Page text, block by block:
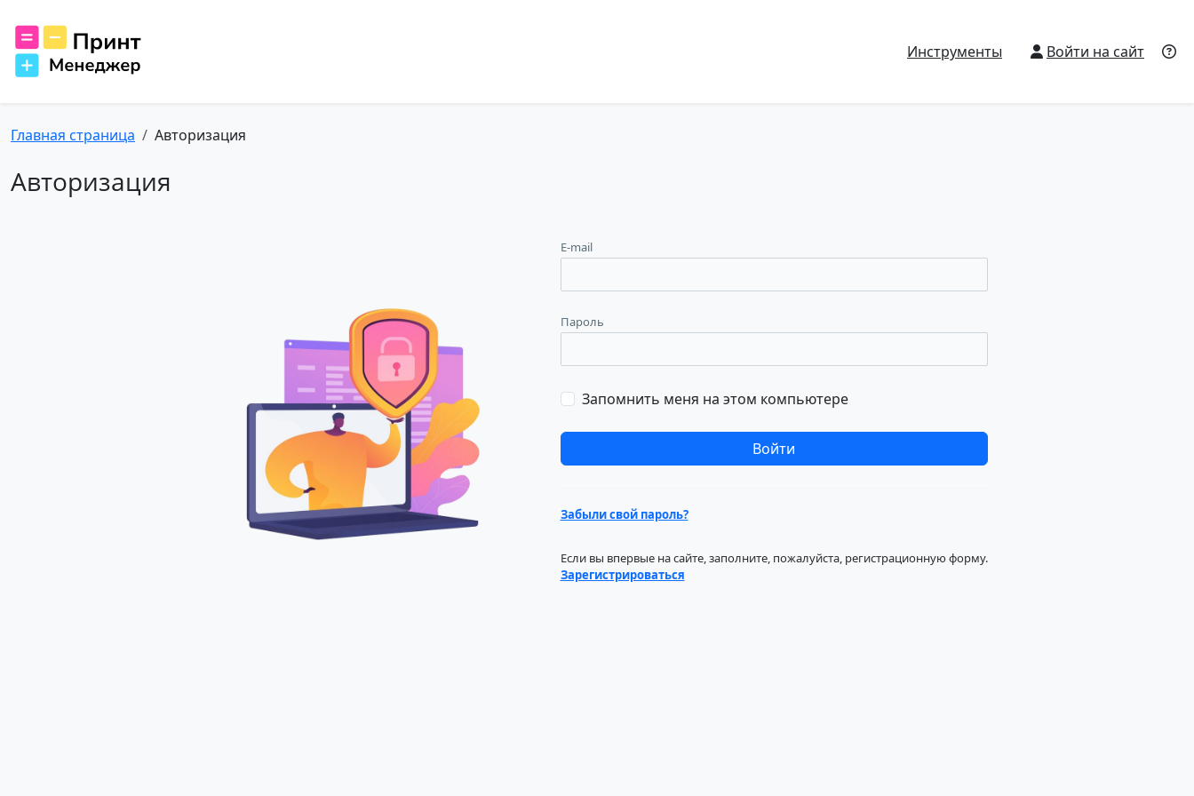
Войти на сайт
Инструменты
Главная страница Авторизация
Авторизация
E-mail
Пароль
Запомнить меня на этом компьютере
Забыли свой пароль?
Если вы впервые на сайте, заполните, пожалуйста, регистрационную форму.
Зарегистрироваться